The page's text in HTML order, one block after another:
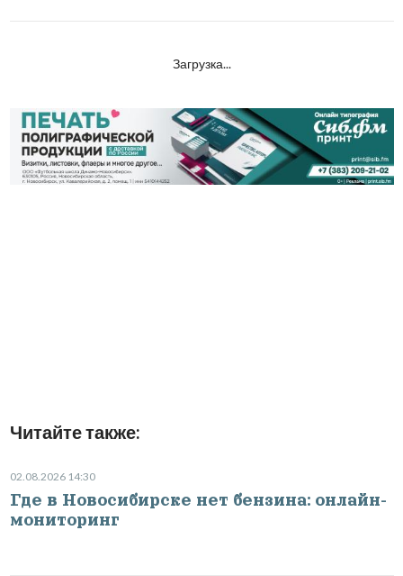
Загрузка...
Читайте также:
02.08.2026 14:30
Где в Новосибирске нет бензина: онлайн-
мониторинг